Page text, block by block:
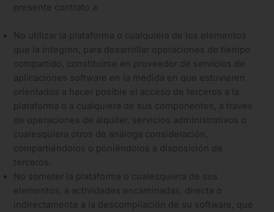
presente contrato a:
No utilizar la plataforma o cualquiera de los elementos
que la integren, para desarrollar operaciones de tiempo
compartido, constituirse en proveedor de servicios de
aplicaciones software en la medida en que estuvieren
orientados a hacer posible el acceso de terceros a la
plataforma o a cualquiera de sus componentes, a través
de operaciones de alquiler, servicios administrativos o
cualesquiera otros de análoga consideración,
compartiéndolos o poniéndolos a disposición de
terceros.
No someter la plataforma o cualesquiera de sus
elementos, a actividades encaminadas, directa o
indirectamente a la descompilación de su software, que